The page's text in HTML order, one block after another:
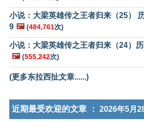
小说：大梁英雄传之王者归来（25）
9 🖼️ (484,761次)
小说：大梁英雄传之王者归来（24）
🖼️ (555,242次)
(更多东拉西扯文章......)
近期最受欢迎的文章 ： 2026年5月